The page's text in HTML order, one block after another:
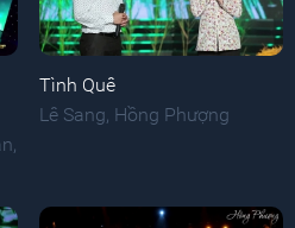
,
Tình Quê
Lê Sang, Hồng Phượng